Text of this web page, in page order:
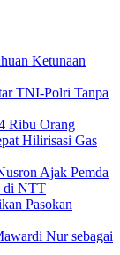
Ketunaan
TNI-Polri Tanpa
Ribu Orang
Hilirisasi Gas
Ajak Pemda
di NTT
Pasokan
Nur sebagai